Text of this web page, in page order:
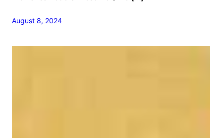
August 8, 2024